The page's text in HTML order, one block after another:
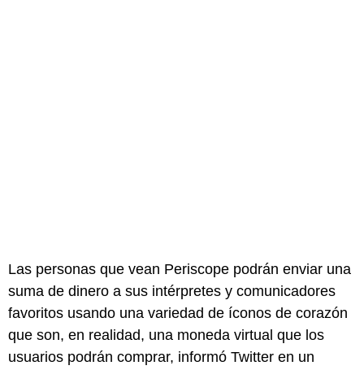
Las personas que vean Periscope podrán enviar una
suma de dinero a sus intérpretes y comunicadores
favoritos usando una variedad de íconos de corazón
que son, en realidad, una moneda virtual que los
usuarios podrán comprar, informó Twitter en un